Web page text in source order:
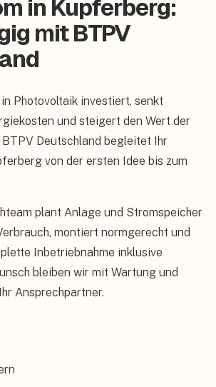
in Kupferberg:
mit BTPV
Photovoltaik investiert, senkt
und steigert den Wert der
Deutschland begleitet Ihr
von der ersten Idee bis zum
plant Anlage und Stromspeicher
montiert normgerecht und
Inbetriebnahme inklusive
bleiben wir mit Wartung und
Ansprechpartner.